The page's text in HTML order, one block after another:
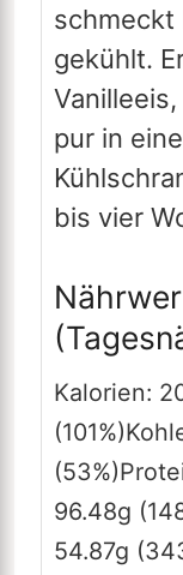
schmeckt
gekühlt.
pur in
bis vier
Kalorien:
(101%)
(53%)
96.48g
54.87g